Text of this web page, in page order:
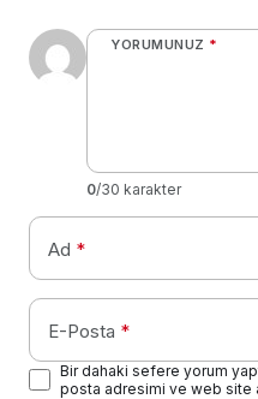
YORUMUNUZ *
0/30 karakter
Ad *
E-Posta *
Bir dahaki sefere yorum
posta adresimi ve web site